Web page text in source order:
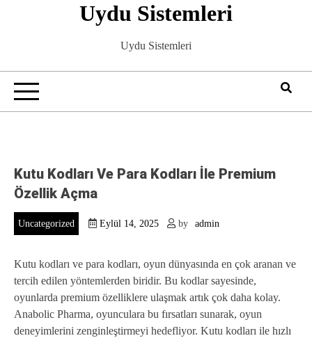
Uydu Sistemleri
Uydu Sistemleri
Kutu Kodları Ve Para Kodları İle Premium
Özellik Açma
Uncategorized Eylül 14, 2025 by admin
Kutu kodları ve para kodları, oyun dünyasında en çok aranan ve
tercih edilen yöntemlerden biridir. Bu kodlar sayesinde,
oyunlarda premium özelliklere ulaşmak artık çok daha kolay.
Anabolic Pharma, oyunculara bu fırsatları sunarak, oyun
deneyimlerini zenginleştirmeyi hedefliyor. Kutu kodları ile hızlı